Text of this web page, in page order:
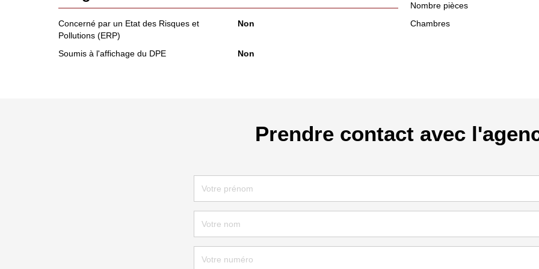
Nombre pièces
Chambres
Concerné par un Etat des Risques et
Pollutions (ERP)
Non
Soumis à l'affichage du DPE Non
Prendre contact avec